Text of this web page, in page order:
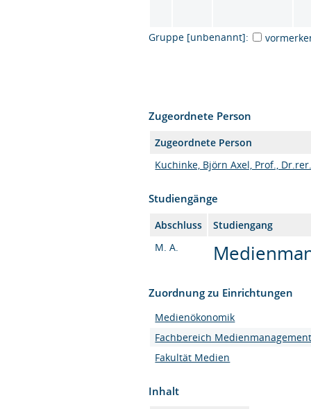
Gruppe [unbenannt]:
Zugeordnete Person
Zugeordnete Person
Kuchinke, Björn Axel, Prof.,
Studiengänge
Abschluss
Studiengang
M. A.
Zuordnung zu Einrichtungen
Medienökonomik
Fachbereich
Fakultät Medien
Inhalt